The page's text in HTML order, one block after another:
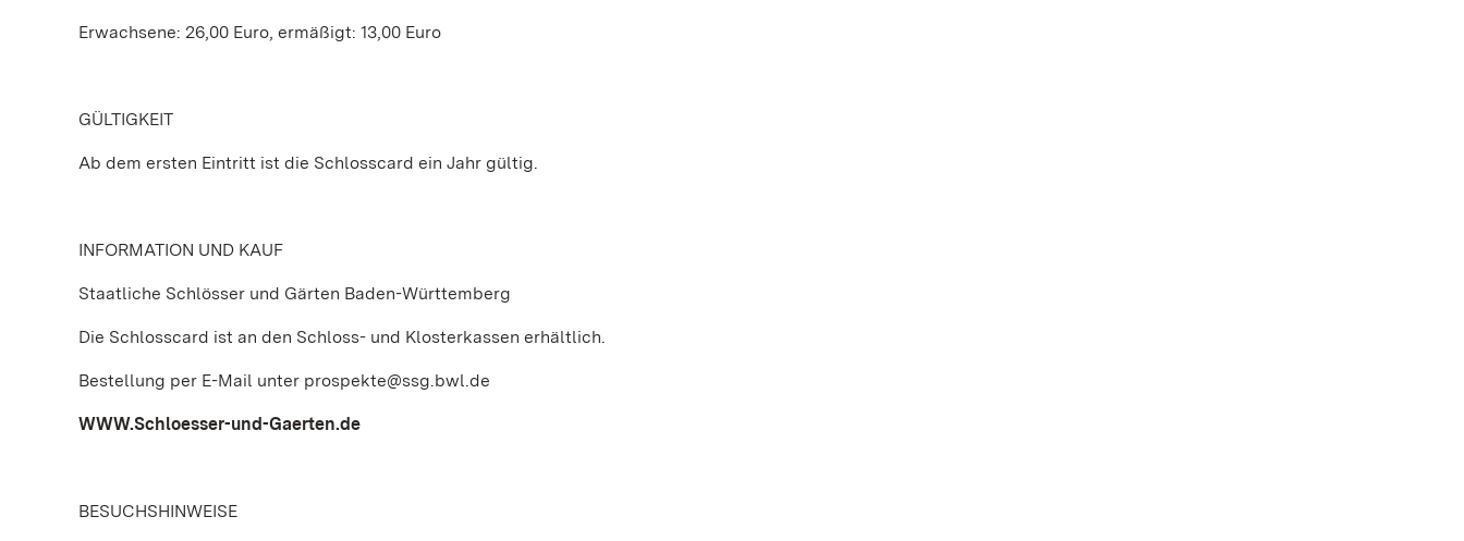
Erwachsene: 26,00 Euro, ermäßigt: 13,00 Euro
GÜLTIGKEIT
Ab dem ersten Eintritt ist die Schlosscard ein Jahr gültig.
INFORMATION UND KAUF
Staatliche Schlösser und Gärten Baden-Württemberg
Die Schlosscard ist an den Schloss- und Klosterkassen erhältlich.
Bestellung per E-Mail unter prospekte@ssg.bwl.de
WWW.Schloesser-und-Gaerten.de
BESUCHSHINWEISE